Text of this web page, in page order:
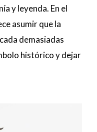
y leyenda. En el
asumir que la
demasiadas
histórico y dejar